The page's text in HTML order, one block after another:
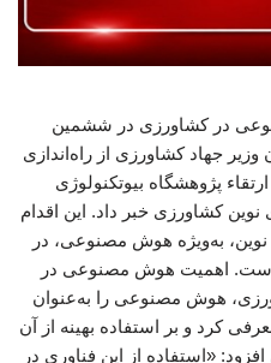
در کشاورزی در ششمین
وزیر جهاد کشاورزی از راه‌اندازی
پژوهشگاه بیوتکنولوژی
کشاورزی خبر داد. این اقدام
به‌ویژه هوش مصنوعی، در
اهمیت هوش مصنوعی در
هوش مصنوعی را به‌عنوان
کرد و بر استفاده بهینه از آن
«استفاده از این فناوری در